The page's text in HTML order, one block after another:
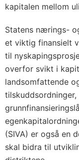
kapitalen mellom
Statens nærings-
et viktig finansielt
til
overfor svikt i
landsomfattende
(SIVA) er også en
skal bidra til